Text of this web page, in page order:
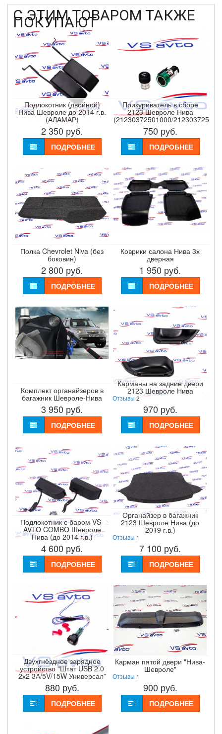
С ЭТИМ ТОВАРОМ ТАКЖЕ
ПОКУПАЮТ
Подлокотник (двойной)
Нива Шевроле до 2014 г.в.
(АЛАМАР)
2 350 руб.
ПОДРОБНЕЕ
Прикуриватель в сборе
2123 Шевроле Нива
(21230372501000/
750 руб.
ПОДРОБНЕЕ
Полка Chevrolet Niva (без
боковин)
2 800 руб.
ПОДРОБНЕЕ
Коврики салона Нива 3х
дверная
1 950 руб.
ПОДРОБНЕЕ
Комплект органайзеров в
багажник Шевроле-Нива
3 950 руб.
ПОДРОБНЕЕ
Карманы на задние двери
2123 Шевроле Нива
Отзывы 2
970 руб.
ПОДРОБНЕЕ
Подлокотник с баром VS-
AVTO COMBO Шевроле
Нива (до 2014 г.в.)
4 600 руб.
ПОДРОБНЕЕ
Органайзер в багажник
2123 Шевроле Нива (до
2019 г.в.)
Отзывы 1
7 100 руб.
ПОДРОБНЕЕ
Двухгнёздное зарядное
устройство “Штат USB 2.0
2х2 3А/5V/15W Универсал”
880 руб.
ПОДРОБНЕЕ
Карман пятой двери "Нива-
Шевроле"
Отзывы 1
900 руб.
ПОДРОБНЕЕ